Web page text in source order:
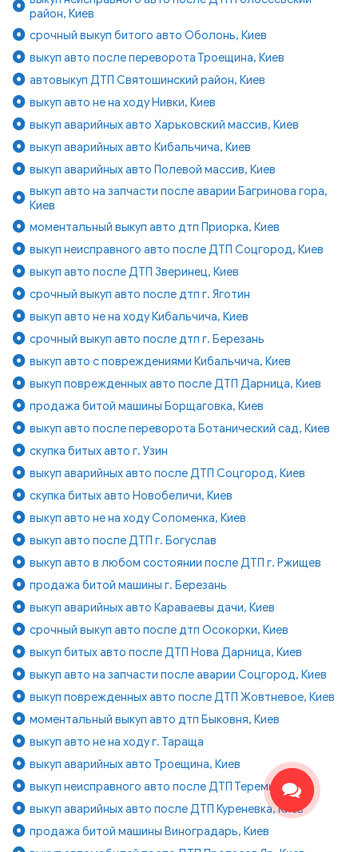
район, Киев
срочный выкуп битого авто Оболонь, Киев
выкуп авто после переворота Троещина, Киев
автовыкуп ДТП Святошинский район, Киев
выкуп авто не на ходу Нивки, Киев
выкуп аварийных авто Харьковский массив, Киев
выкуп аварийных авто Кибальчича, Киев
выкуп аварийных авто Полевой массив, Киев
выкуп авто на запчасти после аварии Багринова гора,
Киев
моментальный выкуп авто дтп Приорка, Киев
выкуп неисправного авто после ДТП Соцгород, Киев
выкуп авто после ДТП Зверинец, Киев
срочный выкуп авто после дтп г. Яготин
выкуп авто не на ходу Кибальчича, Киев
срочный выкуп авто после дтп г. Березань
выкуп авто с повреждениями Кибальчича, Киев
выкуп поврежденных авто после ДТП Дарница, Киев
продажа битой машины Борщаговка, Киев
выкуп авто после переворота Ботанический сад, Киев
скупка битых авто г. Узин
выкуп аварийных авто после ДТП Соцгород, Киев
скупка битых авто Новобеличи, Киев
выкуп авто не на ходу Соломенка, Киев
выкуп авто после ДТП г. Богуслав
выкуп авто в любом состоянии после ДТП г. Ржищев
продажа битой машины г. Березань
выкуп аварийных авто Караваевы дачи, Киев
срочный выкуп авто после дтп Осокорки, Киев
выкуп битых авто после ДТП Нова Дарница, Киев
выкуп авто на запчасти после аварии Соцгород, Киев
выкуп поврежденных авто после ДТП Жовтневое, Киев
моментальный выкуп авто дтп Быковня, Киев
выкуп авто не на ходу г. Тараща
выкуп аварийных авто Троещина, Киев
выкуп неисправного авто после ДТП Теремки, Киев
выкуп аварийных авто после ДТП Куреневка, Киев
продажа битой машины Виноградарь, Киев